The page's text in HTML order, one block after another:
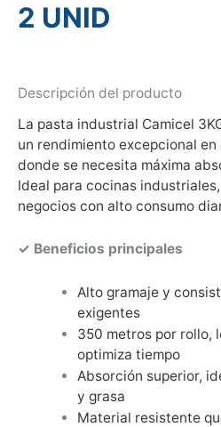
2 UNID
Descripción del producto
La pasta industrial Camicel
un rendimiento excepcional
donde se necesita máxima
Ideal para cocinas
negocios con alto consumo
✓ Beneficios principales
Alto gramaje y
exigentes
350 metros por rollo,
optimiza tiempo
Absorción superior,
y grasa
Material resistente